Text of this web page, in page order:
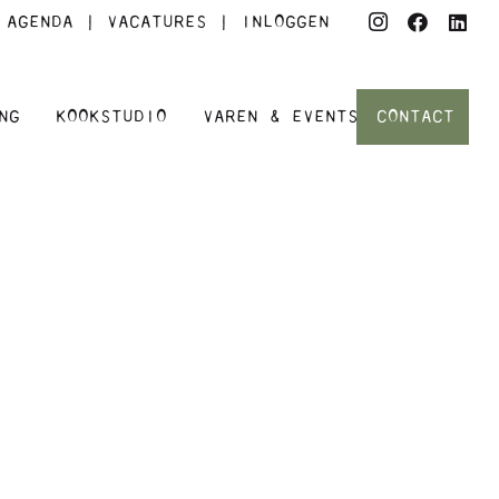
AGENDA | VACATURES | INLOGGEN
KOOKSTUDIO VAREN & EVENTS CONTACT